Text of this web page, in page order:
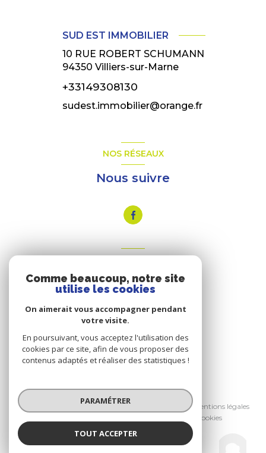
Sud Est Immobilier
SUD EST IMMOBILIER
10 RUE ROBERT SCHUMANN
94350 Villiers-sur-Marne
+33149308130
sudest.immobilier@orange.fr
NOS RÉSEAUX
Nous suivre
Espace propriétaire
SE CONNECTER
© 2026 | Tous droits réservés
Nos honoraires
Nos partenaires
Mentions légales
Cookies
Réalisé par :
Comme beaucoup, notre site
utilise les cookies
On aimerait vous accompagner pendant
votre visite.
En poursuivant, vous acceptez l'utilisation des
cookies par ce site, afin de vous proposer des
contenus adaptés et réaliser des statistiques !
PARAMÉTRER
TOUT ACCEPTER